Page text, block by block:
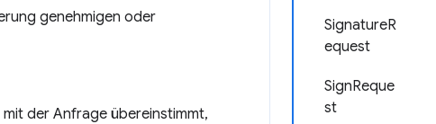
SignatureR
equest
SignReque
st
genehmigen oder
der Anfrage übereinstimmt,